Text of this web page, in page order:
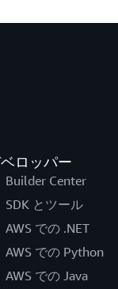
ロッパー
Builder Center
SDK とツール
AWS での .NET
AWS での Python
AWS での Java